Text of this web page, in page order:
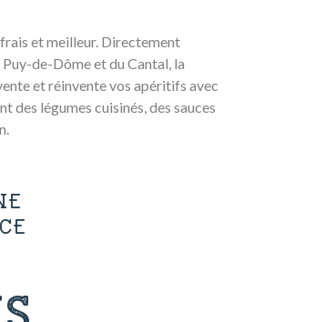
et meilleur. Directement
de-Dôme et du Cantal, la
et réinvente vos apéritifs avec
des légumes cuisinés, des sauces